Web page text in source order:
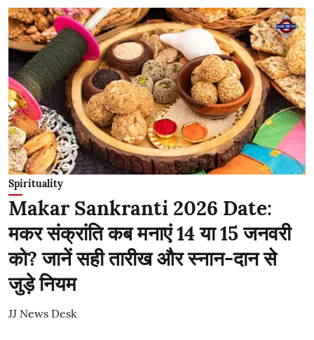
Spirituality
Makar Sankranti 2026 Date:
मकर संक्रांति कब मनाएं 14 या 15 जनवरी
को? जानें सही तारीख और स्नान-दान से
जुड़े नियम
JJ News Desk